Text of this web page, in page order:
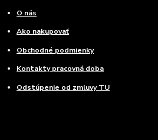
O nás
Ako nakupovať
Obchodné podmienky
Kontakty pracovná doba
Odstúpenie od zmluvy TU